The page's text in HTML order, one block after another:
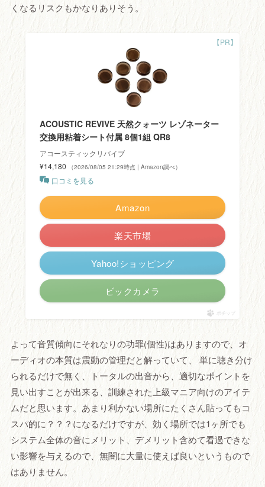
くなるリスクもかなりありそう。
ACOUSTIC REVIVE 天然クォーツ レゾネーター
交換用粘着シート付属 8個1組 QR8
アコースティックリバイブ
¥14,180
（2026/08/05 21:29時点 | Amazon調べ）
口コミを見る
Amazon
楽天市場
Yahoo!ショッピング
ビックカメラ
ポチップ
よって音質傾向にそれなりの功罪(個性)はありますので、オ
ーディオの本質は震動の管理だと解っていて、 単に聴き分け
られるだけで無く、トータルの出音から、適切なポイントを
見い出すことが出来る、訓練された上級マニア向けのアイテ
ムだと思います。あまり利かない場所にたくさん貼ってもコ
スパ的に？？？になるだけですが、効く場所では1ヶ所でも
システム全体の音にメリット、デメリット含めて看過できな
い影響を与えるので、無闇に大量に使えば良いというもので
はありません。